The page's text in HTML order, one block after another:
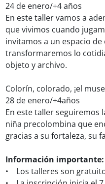
24 de enero/+4 años
En este taller vamos a
que vivimos cuando
invitamos a un espacio
transformaremos lo
objeto y archivo.
Colorín, colorado, ¡el
28 de enero/+4años
En este taller seguiremos
niña precolombina que
gracias a su fortaleza, su
Información importante:
• Los talleres son